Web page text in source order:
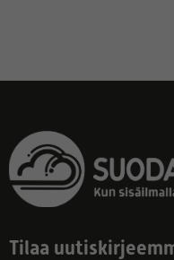
Tilaa